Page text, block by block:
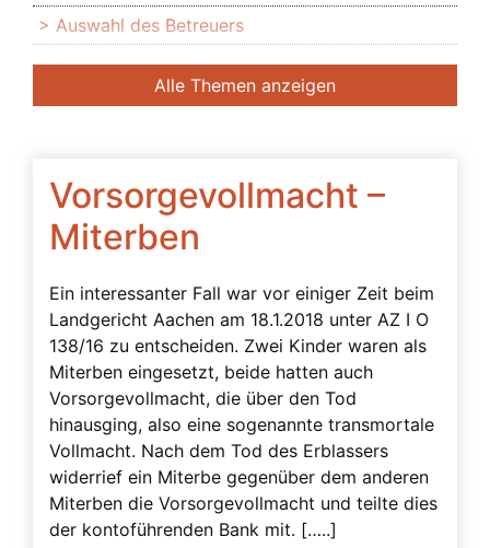
Vorsorgevollmacht –
Miterben
Ein interessanter Fall war vor einiger Zeit beim
Landgericht Aachen am 18.1.2018 unter AZ I O
138/16 zu entscheiden. Zwei Kinder waren als
Miterben eingesetzt, beide hatten auch
Vorsorgevollmacht, die über den Tod
hinausging, also eine sogenannte transmortale
Vollmacht. Nach dem Tod des Erblassers
widerrief ein Miterbe gegenüber dem anderen
Miterben die Vorsorgevollmacht und teilte dies
der kontoführenden Bank mit. […..]
Auswahl des Betreuers
Banken
Bedingte Vollmacht
Beglaubigung
Beratung des Bevollmächtigten durch das
Betreuungsgericht
Beschwerdebefugnis
Besuchsverbot
Beteiligte
Betreuerbestellung
Betreuervergütung
Betreuung
Betreuung in Österreich
Alle Themen anzeigen